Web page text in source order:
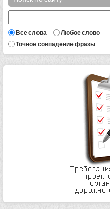
Все слова
Любое слово
Точное совпадение фразы